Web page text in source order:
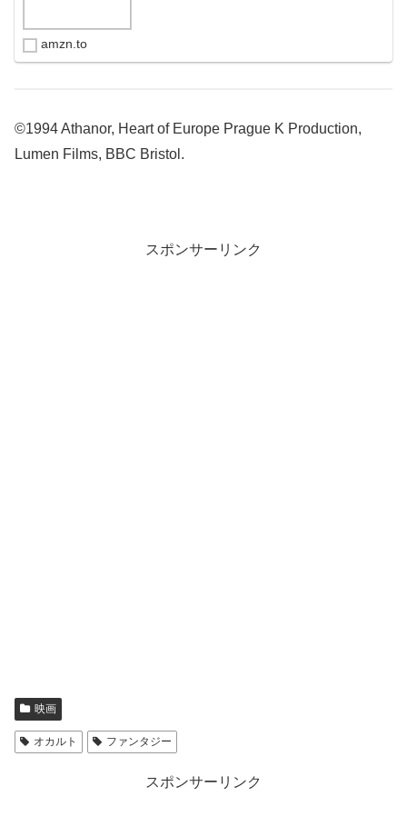
amzn.to
©1994 Athanor, Heart of Europe Prague K Production,
Lumen Films, BBC Bristol.
スポンサーリンク
映画
オカルト ファンタジー
スポンサーリンク